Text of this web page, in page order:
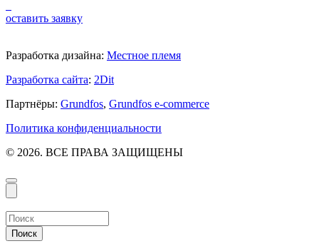
оставить заявку
Разработка дизайна: Местное племя
Разработка сайта: 2Dit
Партнёры: Grundfos, Grundfos e-commerce
Политика конфиденциальности
© 2026. ВСЕ ПРАВА ЗАЩИЩЕНЫ
Поиск